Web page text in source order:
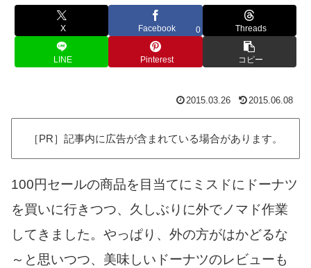
X Facebook 0 Threads
LINE Pinterest コピー
2015.03.26 2015.06.08
［PR］記事内に広告が含まれている場合があります。
100円セールの商品を目当てにミスドにドーナツ
を買いに行きつつ、久しぶりに外でノマド作業
してきました。やっぱり、外の方がはかどるな
～と思いつつ、美味しいドーナツのレビューも